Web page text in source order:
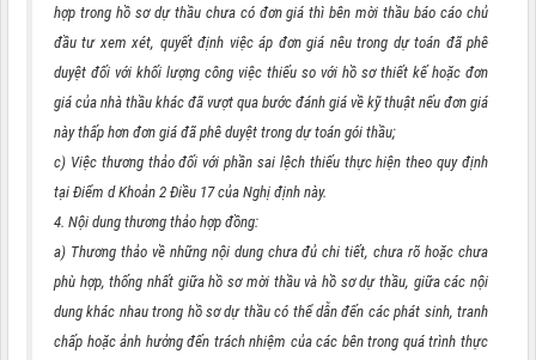
hợp trong hồ sơ dự thầu chưa có đơn giá thì bên mời thầu báo cáo chủ
đầu tư xem xét, quyết định việc áp đơn giá nêu trong dự toán đã phê
duyệt đối với khối lượng công việc thiếu so với hồ sơ thiết kế hoặc đơn
giá của nhà thầu khác đã vượt qua bước đánh giá về kỹ thuật nếu đơn giá
này thấp hơn đơn giá đã phê duyệt trong dự toán gói thầu;
c) Việc thương thảo đối với phần sai lệch thiếu thực hiện theo quy định
tại Điểm d Khoản 2 Điều 17 của Nghị định này.
4. Nội dung thương thảo hợp đồng:
a) Thương thảo về những nội dung chưa đủ chi tiết, chưa rõ hoặc chưa
phù hợp, thống nhất giữa hồ sơ mời thầu và hồ sơ dự thầu, giữa các nội
dung khác nhau trong hồ sơ dự thầu có thể dẫn đến các phát sinh, tranh
chấp hoặc ảnh hưởng đến trách nhiệm của các bên trong quá trình thực